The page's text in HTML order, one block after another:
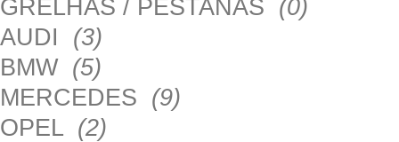
GRELHAS / PESTANAS (0)
AUDI (3)
BMW (5)
MERCEDES (9)
OPEL (2)